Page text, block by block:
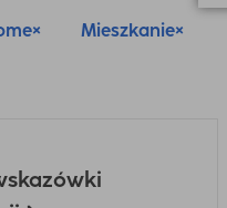
Mieszkanie